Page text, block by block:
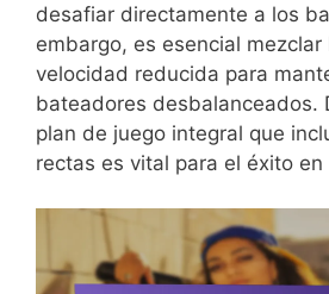
desafiar directamente a los
embargo, es esencial
velocidad reducida para
bateadores desbalanceados.
plan de juego integral que
rectas es vital para el éxito